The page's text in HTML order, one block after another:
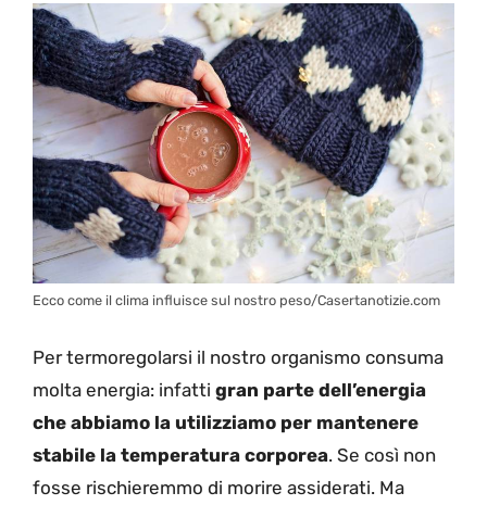
Ecco come il clima influisce sul nostro peso/Casertanotizie.com
Per termoregolarsi il nostro organismo consuma
molta energia: infatti gran parte dell’energia
che abbiamo la utilizziamo per mantenere
stabile la temperatura corporea. Se così non
fosse rischieremmo di morire assiderati. Ma